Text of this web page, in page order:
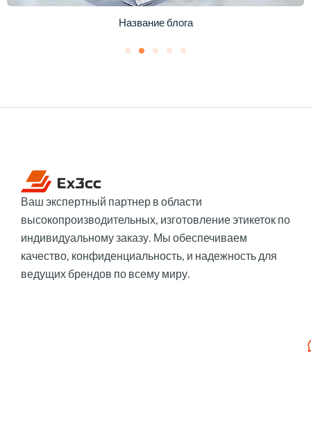
Название блога
Ваш экспертный партнер в области
высокопроизводительных, изготовление этикеток по
индивидуальному заказу. Мы обеспечиваем
качество, конфиденциальность, и надежность для
ведущих брендов по всему миру.